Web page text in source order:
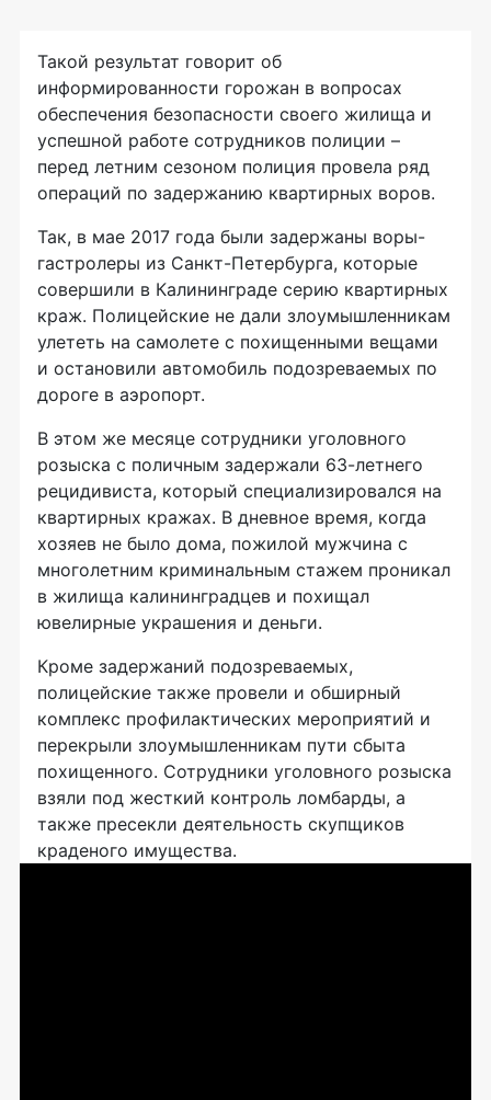
Такой результат говорит об
информированности горожан в вопросах
обеспечения безопасности своего жилища и
успешной работе сотрудников полиции –
перед летним сезоном полиция провела ряд
операций по задержанию квартирных воров.
Так, в мае 2017 года были задержаны воры-
гастролеры из Санкт-Петербурга, которые
совершили в Калининграде серию квартирных
краж. Полицейские не дали злоумышленникам
улететь на самолете с похищенными вещами
и остановили автомобиль подозреваемых по
дороге в аэропорт.
В этом же месяце сотрудники уголовного
розыска с поличным задержали 63-летнего
рецидивиста, который специализировался на
квартирных кражах. В дневное время, когда
хозяев не было дома, пожилой мужчина с
многолетним криминальным стажем проникал
в жилища калининградцев и похищал
ювелирные украшения и деньги.
Кроме задержаний подозреваемых,
полицейские также провели и обширный
комплекс профилактических мероприятий и
перекрыли злоумышленникам пути сбыта
похищенного. Сотрудники уголовного розыска
взяли под жесткий контроль ломбарды, а
также пресекли деятельность скупщиков
краденого имущества.